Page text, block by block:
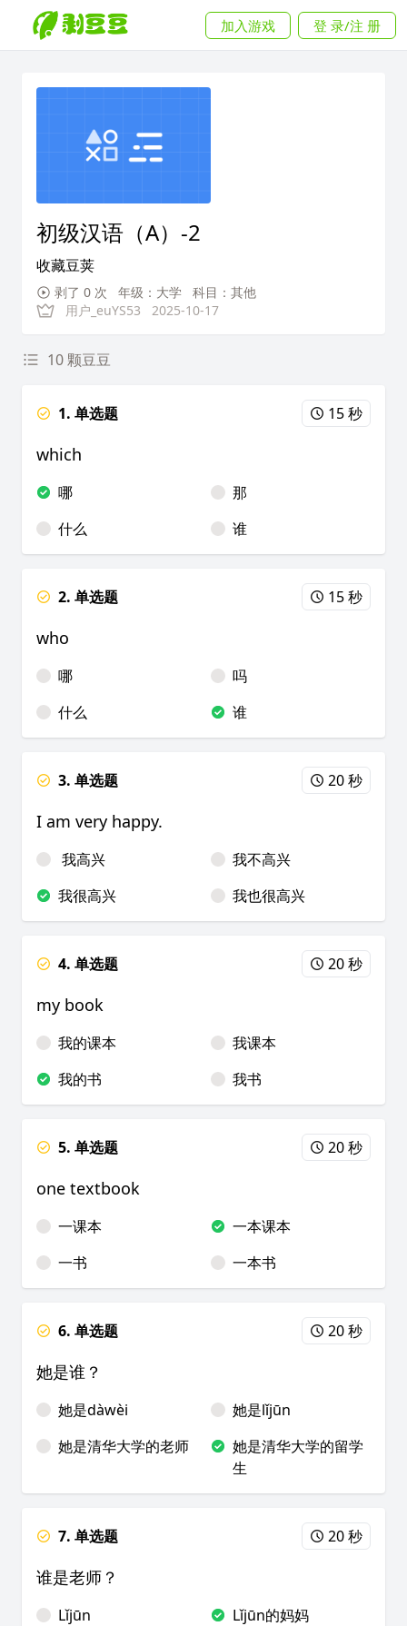
加入游戏 登 录/注 册
初级汉语（A）-2
收藏豆荚
剥了 0 次 年级：大学
科目：其他
用户_euYS53
2025-10-17
10 颗豆豆
1. 单选题 15 秒
which
哪
那
什么
谁
2. 单选题 15 秒
who
哪
吗
什么
谁
3. 单选题 20 秒
I am very happy.
我高兴
我不高兴
我很高兴
我也很高兴
4. 单选题 20 秒
my book
我的课本
我课本
我的书
我书
5. 单选题 20 秒
one textbook
一课本
一本课本
一书
一本书
6. 单选题 20 秒
她是谁？
她是dàwèi
她是lǐjūn
她是清华大学的老师
她是清华大学的留学
生
7. 单选题 20 秒
谁是老师？
Lǐjūn
Lǐjūn的妈妈